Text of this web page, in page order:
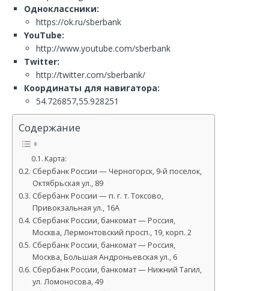
Одноклассники:
https://ok.ru/sberbank
YouTube:
http://www.youtube.com/sberbank
Twitter:
http://twitter.com/sberbank/
Координаты для навигатора:
54.726857,55.928251
Содержание
Карта:
Сбербанк России — Черногорск, 9-й поселок,
Октябрьская ул., 89
Сбербанк России — п. г. т. Токсово,
Привокзальная ул., 16А
Сбербанк России, банкомат — Россия,
Москва, Лермонтовский просп., 19, корп. 2
Сбербанк России, банкомат — Россия,
Москва, Большая Андроньевская ул., 6
Сбербанк России, банкомат — Нижний Тагил,
ул. Ломоносова, 49